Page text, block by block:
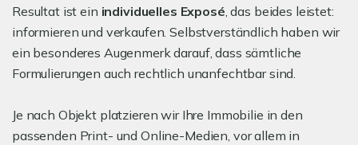
Resultat ist ein individuelles Exposé, das beides leistet:
informieren und verkaufen. Selbstverständlich haben wir
ein besonderes Augenmerk darauf, dass sämtliche
Formulierungen auch rechtlich unanfechtbar sind.
Je nach Objekt platzieren wir Ihre Immobilie in den
passenden Print- und Online-Medien, vor allem in